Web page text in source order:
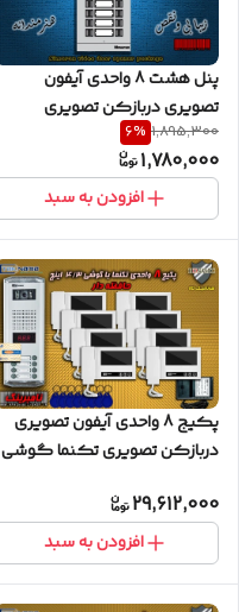
پنل هشت 8 واحدی آیفون
تصویری دربازکن تصویری
FARDAD
1,895,300
6%
1,780,000
افزودن به سبد
پکیج 8 واحدی آیفون تصویری
دربازکن تصویری تکنما گوشی
کارتی نامبرینگ
29,612,000
افزودن به سبد